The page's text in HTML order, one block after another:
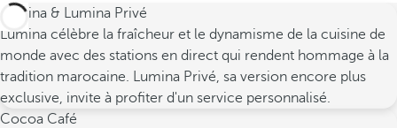
Lumina & Lumina Privé
Lumina célèbre la fraîcheur et le dynamisme de la cuisine de
monde avec des stations en direct qui rendent hommage à la
tradition marocaine. Lumina Privé, sa version encore plus
exclusive, invite à profiter d'un service personnalisé.
Cocoa Café